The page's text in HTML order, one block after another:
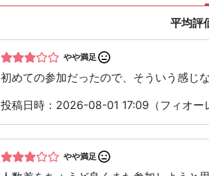
平均評
やや満足
初めての参加だったので、そういう感じ
投稿日時：2026-08-01 17:09（フィオー
やや満足